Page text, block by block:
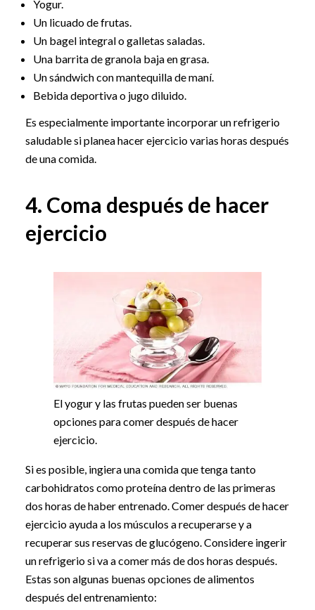
Yogur.
Un licuado de frutas.
Un bagel integral o galletas saladas.
Una barrita de granola baja en grasa.
Un sándwich con mantequilla de maní.
Bebida deportiva o jugo diluido.
Es especialmente importante incorporar un refrigerio
saludable si planea hacer ejercicio varias horas después
de una comida.
4. Coma después de hacer
ejercicio
El yogur y las frutas pueden ser buenas
opciones para comer después de hacer
ejercicio.
Si es posible, ingiera una comida que tenga tanto
carbohidratos como proteína dentro de las primeras
dos horas de haber entrenado. Comer después de hacer
ejercicio ayuda a los músculos a recuperarse y a
recuperar sus reservas de glucógeno. Considere ingerir
un refrigerio si va a comer más de dos horas después.
Estas son algunas buenas opciones de alimentos
después del entrenamiento: